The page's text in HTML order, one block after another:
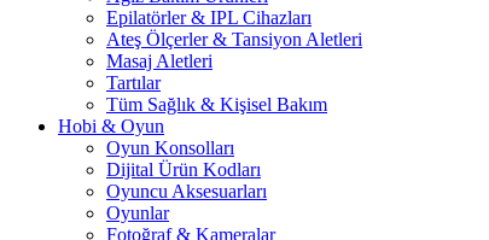
Epilatörler & IPL Cihazları
Ateş Ölçerler & Tansiyon Aletleri
Masaj Aletleri
Tartılar
Tüm Sağlık & Kişisel Bakım
Hobi & Oyun
Oyun Konsolları
Dijital Ürün Kodları
Oyuncu Aksesuarları
Oyunlar
Fotoğraf & Kameralar